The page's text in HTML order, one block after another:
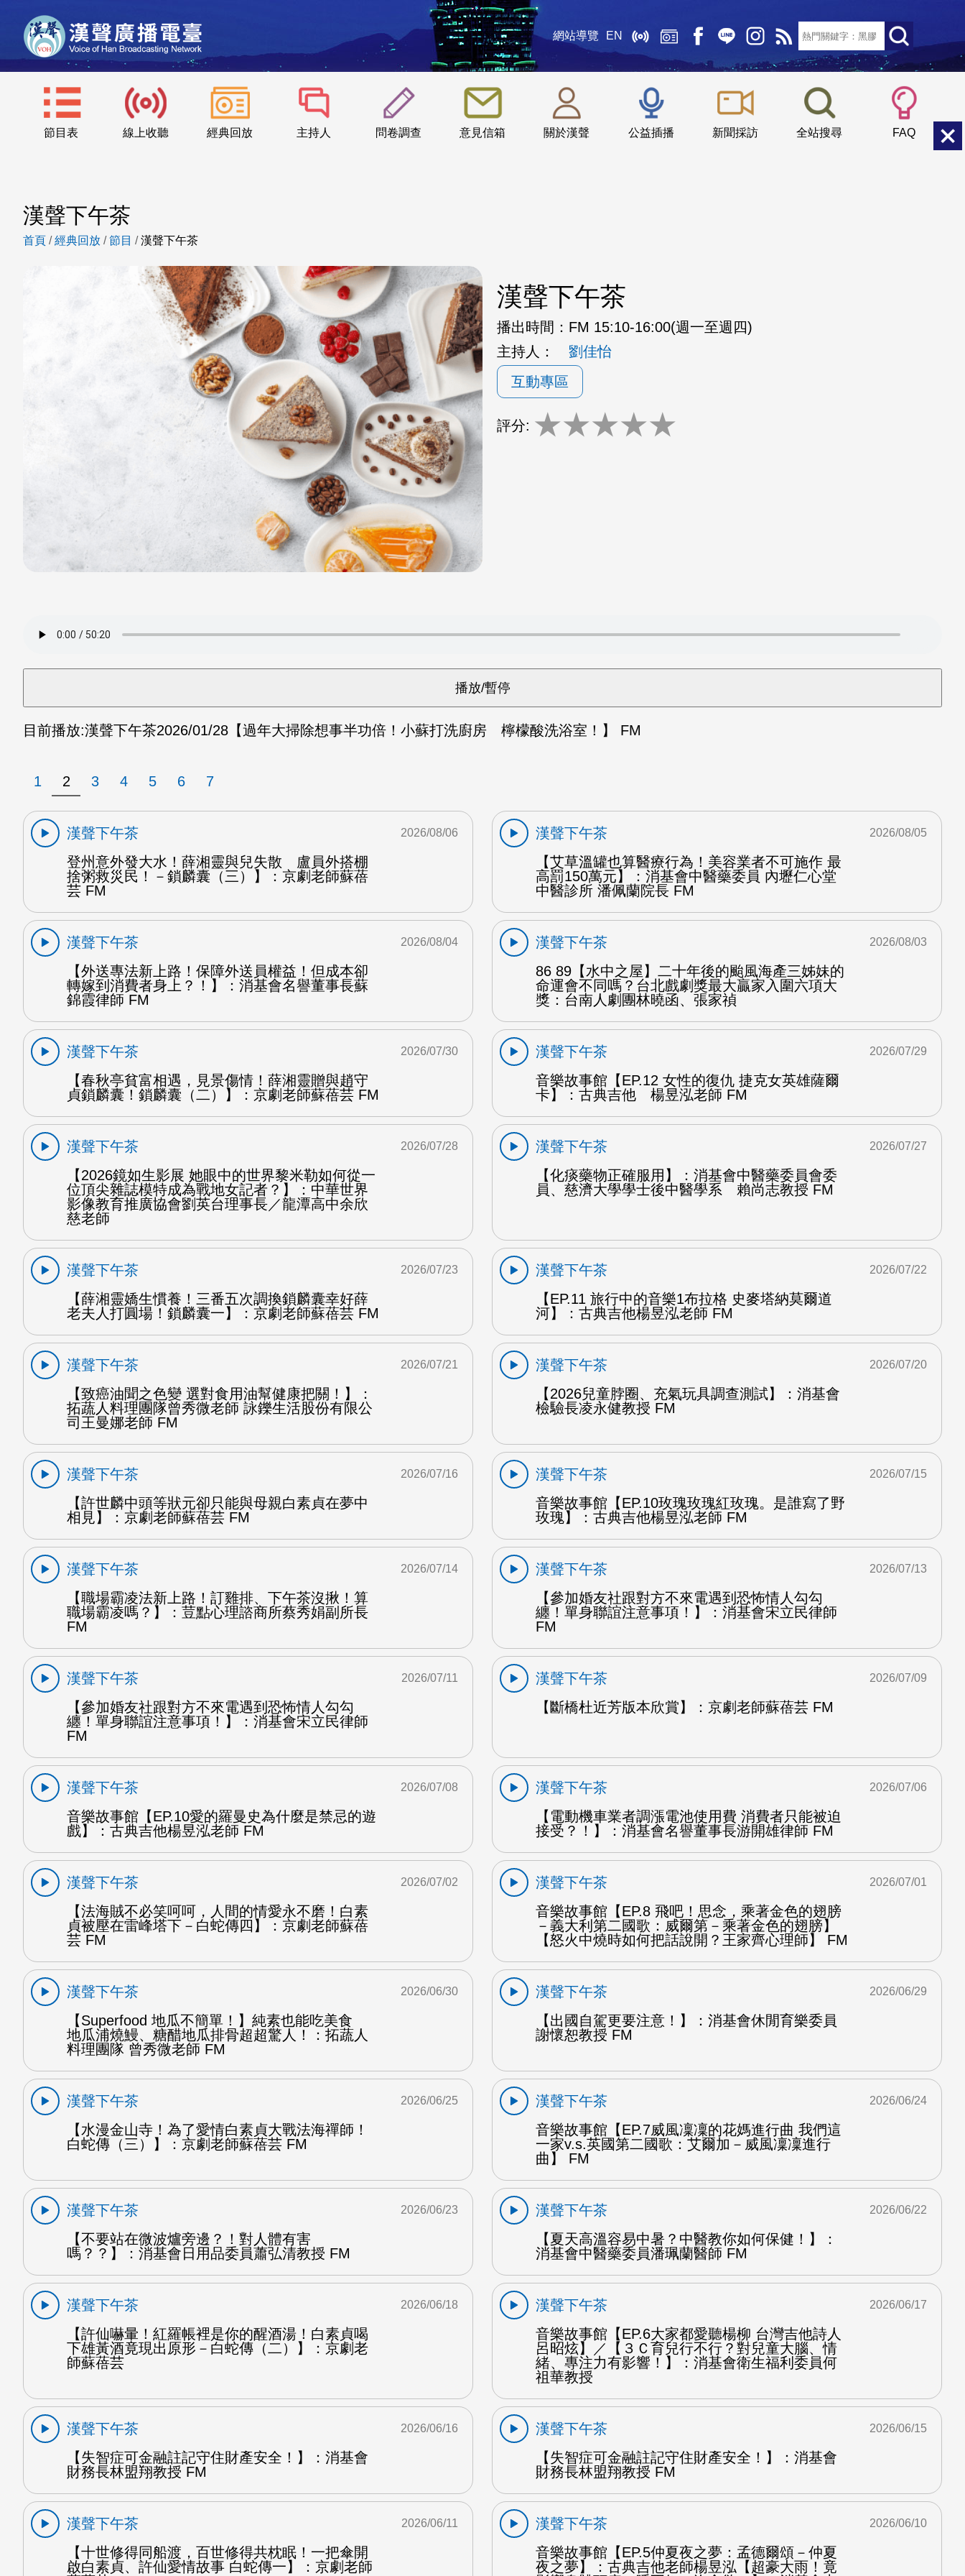
網站導覽 EN
節目表 線上收聽 經典回放 主持人 問卷調查 意見信箱 關於漢聲 公益插播 新聞採訪 全站搜尋 FAQ
::: 小 中
漢聲下午茶
首頁 /經典回放 /節目 /漢聲下午茶
漢聲下午茶
播出時間： FM 15:10-16:00(週一至週四)
主持人：
劉佳怡
互動專區
評分: ★★★★★
目前播放:漢聲下午茶2026/01/28 【過年大掃除想事半功倍！小蘇打洗廚房 檸檬酸洗浴室！】 FM
1 2 3 4 5 6 7
漢聲下午茶
登州意外發大水！薛湘靈與兒失散 盧員外搭棚
捨粥救災民！－鎖麟囊（三）】：京劇老師蘇蓓
芸 FM
2026/08/06
漢聲下午茶
【艾草溫罐也算醫療行為！美容業者不可施作 最
高罰150萬元】：消基會中醫藥委員 內壢仁心堂
中醫診所 潘佩蘭院長 FM
2026/08/05
漢聲下午茶
【外送專法新上路！保障外送員權益！但成本卻
轉嫁到消費者身上？！】：消基會名譽董事長蘇
錦霞律師 FM
2026/08/04
漢聲下午茶
86 89【水中之屋】二十年後的颱風海產三姊妹的
命運會不同嗎？台北戲劇獎最大贏家入圍六項大
獎：台南人劇團林曉函、張家禎
2026/08/03
漢聲下午茶
【春秋亭貧富相遇，見景傷情！薛湘靈贈與趙守
貞鎖麟囊！鎖麟囊（二）】：京劇老師蘇蓓芸 FM
2026/07/30
漢聲下午茶
音樂故事館【EP.12 女性的復仇 捷克女英雄薩爾
卡】：古典吉他 楊昱泓老師 FM
2026/07/29
漢聲下午茶
【2026鏡如生影展 她眼中的世界黎米勒如何從一
位頂尖雜誌模特成為戰地女記者？】：中華世界
影像教育推廣協會劉英台理事長／龍潭高中余欣
慈老師
2026/07/28
漢聲下午茶
【化痰藥物正確服用】：消基會中醫藥委員會委
員、慈濟大學學士後中醫學系 賴尚志教授 FM
2026/07/27
漢聲下午茶
【薛湘靈嬌生慣養！三番五次調換鎖麟囊幸好薛
老夫人打圓場！鎖麟囊一】：京劇老師蘇蓓芸 FM
2026/07/23
漢聲下午茶
【EP.11 旅行中的音樂1布拉格 史麥塔納莫爾道
河】：古典吉他楊昱泓老師 FM
2026/07/22
漢聲下午茶
【致癌油聞之色變 選對食用油幫健康把關！】：
拓蔬人料理團隊曾秀微老師 詠鑠生活股份有限公
司王曼娜老師 FM
2026/07/21
漢聲下午茶
【2026兒童脖圈、充氣玩具調查測試】：消基會
檢驗長凌永健教授 FM
2026/07/20
漢聲下午茶
【許世麟中頭等狀元卻只能與母親白素貞在夢中
相見】：京劇老師蘇蓓芸 FM
2026/07/16
漢聲下午茶
音樂故事館【EP.10玫瑰玫瑰紅玫瑰。是誰寫了野
玫瑰】：古典吉他楊昱泓老師 FM
2026/07/15
漢聲下午茶
【職場霸凌法新上路！訂雞排、下午茶沒揪！算
職場霸凌嗎？】：荳點心理諮商所蔡秀娟副所長
FM
2026/07/14
漢聲下午茶
【參加婚友社跟對方不來電遇到恐怖情人勾勾
纏！單身聯誼注意事項！】：消基會宋立民律師
FM
2026/07/13
漢聲下午茶
【參加婚友社跟對方不來電遇到恐怖情人勾勾
纏！單身聯誼注意事項！】：消基會宋立民律師
FM
2026/07/11
漢聲下午茶
【斷橋杜近芳版本欣賞】：京劇老師蘇蓓芸 FM
2026/07/09
漢聲下午茶
音樂故事館【EP.10愛的羅曼史為什麼是禁忌的遊
戲】：古典吉他楊昱泓老師 FM
2026/07/08
漢聲下午茶
【電動機車業者調漲電池使用費 消費者只能被迫
接受？！】：消基會名譽董事長游開雄律師 FM
2026/07/06
漢聲下午茶
【法海賊不必笑呵呵，人間的情愛永不磨！白素
貞被壓在雷峰塔下－白蛇傳四】：京劇老師蘇蓓
芸 FM
2026/07/02
漢聲下午茶
音樂故事館【EP.8 飛吧！思念，乘著金色的翅膀
－義大利第二國歌：威爾第－乘著金色的翅膀】
【怒火中燒時如何把話說開？王家齊心理師】 FM
2026/07/01
漢聲下午茶
【Superfood 地瓜不簡單！】純素也能吃美食
地瓜浦燒鰻、糖醋地瓜排骨超超驚人！：拓蔬人
料理團隊 曾秀微老師 FM
2026/06/30
漢聲下午茶
【出國自駕更要注意！】：消基會休閒育樂委員
謝懷恕教授 FM
2026/06/29
漢聲下午茶
【水漫金山寺！為了愛情白素貞大戰法海禪師！
白蛇傳（三）】：京劇老師蘇蓓芸 FM
2026/06/25
漢聲下午茶
音樂故事館【EP.7威風凜凜的花媽進行曲 我們這
一家v.s.英國第二國歌：艾爾加－威風凜凜進行
曲】 FM
2026/06/24
漢聲下午茶
【不要站在微波爐旁邊？！對人體有害
嗎？？】：消基會日用品委員蕭弘清教授 FM
2026/06/23
漢聲下午茶
【夏天高溫容易中暑？中醫教你如何保健！】：
消基會中醫藥委員潘珮蘭醫師 FM
2026/06/22
漢聲下午茶
【許仙嚇暈！紅羅帳裡是你的醒酒湯！白素貞喝
下雄黃酒竟現出原形－白蛇傳（二）】：京劇老
師蘇蓓芸
2026/06/18
漢聲下午茶
音樂故事館【EP.6大家都愛聽楊柳 台灣吉他詩人
呂昭炫】／【３Ｃ育兒行不行？對兒童大腦、情
緒、專注力有影響！】：消基會衛生福利委員何
祖華教授
2026/06/17
漢聲下午茶
【失智症可金融註記守住財產安全！】：消基會
財務長林盟翔教授 FM
2026/06/16
漢聲下午茶
【失智症可金融註記守住財產安全！】：消基會
財務長林盟翔教授 FM
2026/06/15
漢聲下午茶
【十世修得同船渡，百世修得共枕眠！一把傘開
啟白素貞、許仙愛情故事 白蛇傳一】：京劇老師
2026/06/11
漢聲下午茶
音樂故事館【EP.5仲夏夜之夢：孟德爾頌－仲夏
夜之夢】：古典吉他老師楊昱泓【超豪大雨！竟
2026/06/10